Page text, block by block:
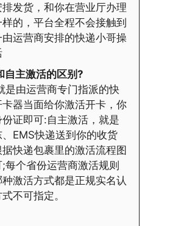
发货，和你在营业厅办理
的，平台全程不会接触到
运营商安排的快递小哥操
自主激活的区别?
是由运营商专门指派的快
器当面给你激活开卡，你
证即可:自主激活，就是
EMS快递送到你的收货
快递包裹里的激活流程图
每个省份运营商激活规则
激活方式都是正规实名认
不可指定。